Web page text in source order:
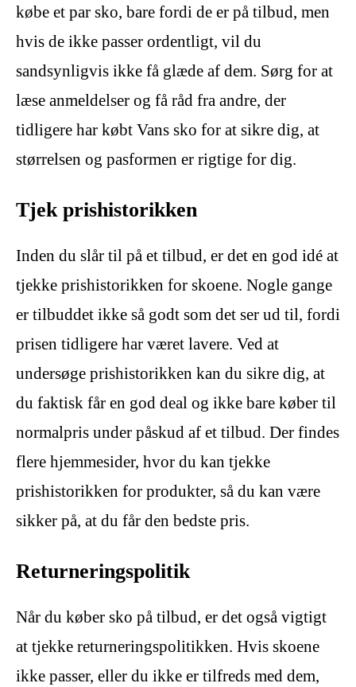
købe et par sko, bare fordi de er på tilbud, men
hvis de ikke passer ordentligt, vil du
sandsynligvis ikke få glæde af dem. Sørg for at
læse anmeldelser og få råd fra andre, der
tidligere har købt Vans sko for at sikre dig, at
størrelsen og pasformen er rigtige for dig.
Tjek prishistorikken
Inden du slår til på et tilbud, er det en god idé at
tjekke prishistorikken for skoene. Nogle gange
er tilbuddet ikke så godt som det ser ud til, fordi
prisen tidligere har været lavere. Ved at
undersøge prishistorikken kan du sikre dig, at
du faktisk får en god deal og ikke bare køber til
normalpris under påskud af et tilbud. Der findes
flere hjemmesider, hvor du kan tjekke
prishistorikken for produkter, så du kan være
sikker på, at du får den bedste pris.
Returneringspolitik
Når du køber sko på tilbud, er det også vigtigt
at tjekke returneringspolitikken. Hvis skoene
ikke passer, eller du ikke er tilfreds med dem,